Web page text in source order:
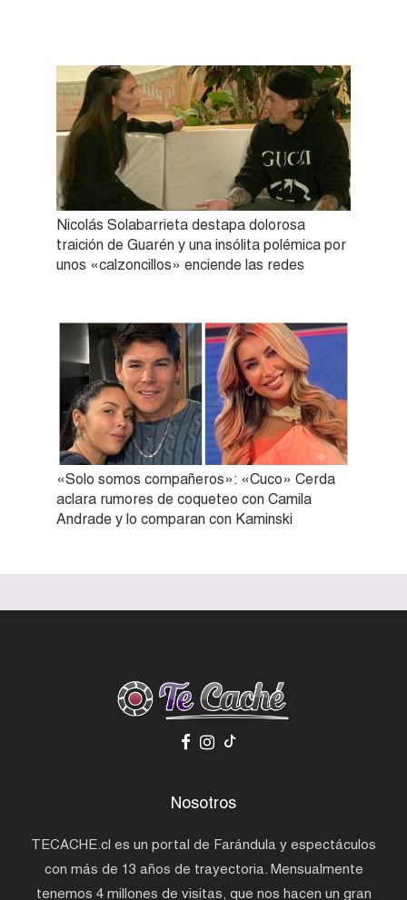
Nicolás Solabarrieta destapa dolorosa
traición de Guarén y una insólita polémica por
unos «calzoncillos» enciende las redes
«Solo somos compañeros»: «Cuco» Cerda
aclara rumores de coqueteo con Camila
Andrade y lo comparan con Kaminski
Nosotros
TECACHE.cl es un portal de Farándula y espectáculos
con más de 13 años de trayectoria. Mensualmente
tenemos 4 millones de visitas, que nos hacen un gran